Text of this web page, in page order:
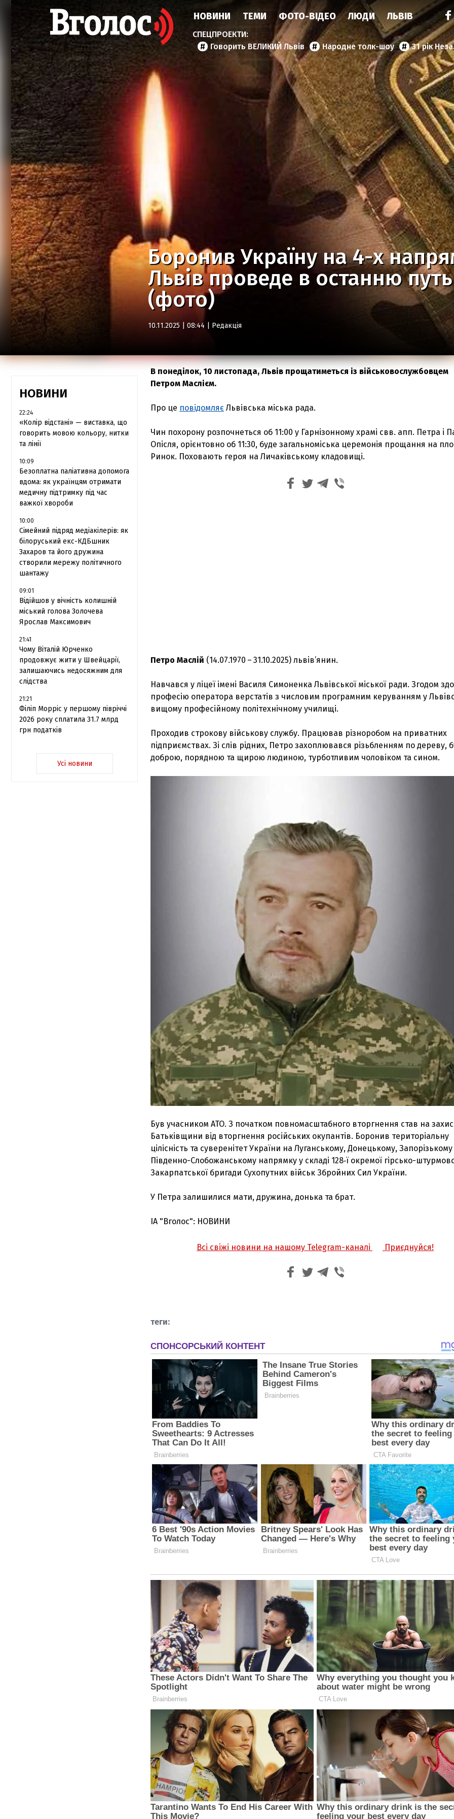
НОВИНИ ТЕМИ ФОТО-ВІДЕО ЛЮДИ ЛЬВІВ
Говорить ВЕЛИКИЙ Львів Народне толк-шоу 31 рік
Боронив Україну на 4-х
Львів проведе в останню
(фото)
10.11.2025 | 08:44 | Редакція
НОВИНИ
22:24
«Колір відстані» — виставка, що
говорить мовою кольору, нитки
та лінії
10:09
Безоплатна паліативна допомога
вдома: як українцям отримати
медичну підтримку під час
важкої хвороби
10:00
Сімейний підряд медіакілерів: як
білоруський екс-КДБшник
Захаров та його дружина
створили мережу політичного
шантажу
09:01
Відійшов у вічність колишній
міський голова Золочева
Ярослав Максимович
21:41
Чому Віталій Юрченко
продовжує жити у Швейцарії,
залишаючись недосяжним для
слідства
21:21
Філіп Морріс у першому півріччі
2026 року сплатила 31.7 млрд
грн податків
Усі новини
В понеділок, 10 листопада, Львів прощатиметься із військовослужбовцем
Петром Маслієм.
Про це повідомляє Львівська міська рада.
Чин похорону розпочнеться об 11:00 у Гарнізонному храмі свв. апп. Петра і
Опісля, орієнтовно об 11:30, буде загальноміська церемонія прощання на
Ринок. Поховають героя на Личаківському кладовищі.
Петро Маслій (14.07.1970 – 31.10.2025) львів’янин.
Навчався у ліцеї імені Василя Симоненка Львівської міської ради. Згодом
професію оператора верстатів з числовим програмним керуванням у
вищому професійному політехнічному училищі.
Проходив строкову військову службу. Працював різноробом на приватних
підприємствах. Зі слів рідних, Петро захоплювався різьбленням по дереву,
доброю, порядною та щирою людиною, турботливим чоловіком та сином.
Був учасником АТО. З початком повномасштабного вторгнення став на
Батьківщини від вторгнення російських окупантів. Боронив територіальну
цілісність та суверенітет України на Луганському, Донецькому, Запорізькому
Південно-Слобожанському напрямку у складі 128‑ї окремої гірсько-
Закарпатської бригади Сухопутних військ Збройних Сил України.
У Петра залишилися мати, дружина, донька та брат.
ІА "Вголос": НОВИНИ
Всі свіжі новини на нашому Telegram-каналі Приєднуйся!
З'явилося відео знищеного ворожого